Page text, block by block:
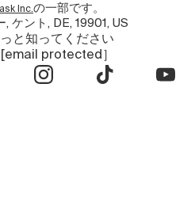
Inc. の一部です。
ケント, DE, 19901, US
と知ってください
[email protected］